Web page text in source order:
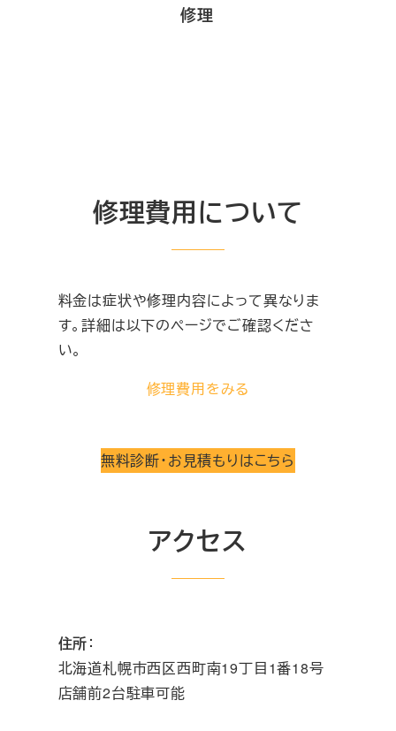
修理
修理費用について
料金は症状や修理内容によって異なりま
す。詳細は以下のページでご確認くださ
い。
修理費用をみる
無料診断・お見積もりはこちら
アクセス
住所：
北海道札幌市西区西町南19丁目1番18号
店舗前2台駐車可能